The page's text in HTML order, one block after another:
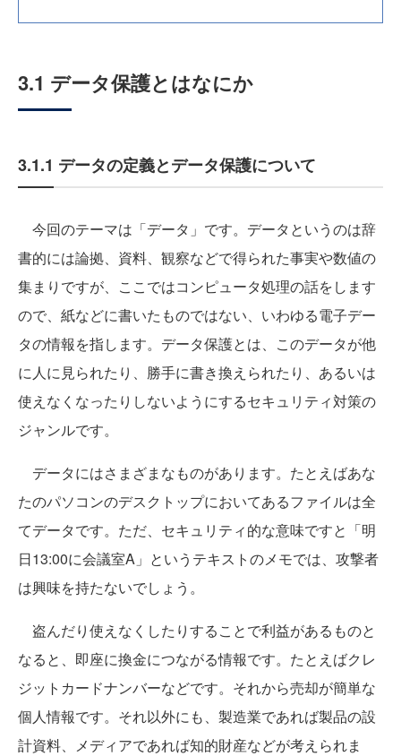
3.1 データ保護とはなにか
3.1.1 データの定義とデータ保護について
今回のテーマは「データ」です。データというのは辞
書的には論拠、資料、観察などで得られた事実や数値の
集まりですが、ここではコンピュータ処理の話をします
ので、紙などに書いたものではない、いわゆる電子デー
タの情報を指します。データ保護とは、このデータが他
に人に見られたり、勝手に書き換えられたり、あるいは
使えなくなったりしないようにするセキュリティ対策の
ジャンルです。
データにはさまざまなものがあります。たとえばあな
たのパソコンのデスクトップにおいてあるファイルは全
てデータです。ただ、セキュリティ的な意味ですと「明
日13:00に会議室A」というテキストのメモでは、攻撃者
は興味を持たないでしょう。
盗んだり使えなくしたりすることで利益があるものと
なると、即座に換金につながる情報です。たとえばクレ
ジットカードナンバーなどです。それから売却が簡単な
個人情報です。それ以外にも、製造業であれば製品の設
計資料、メディアであれば知的財産などが考えられま